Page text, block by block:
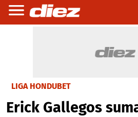
LIGA HONDUBET
Erick Gallegos